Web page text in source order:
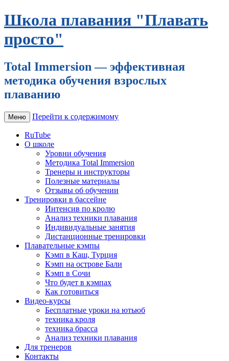
Школа плавания "Плавать
просто"
Total Immersion — эффективная
методика обучения взрослых
плаванию
Меню Перейти к содержимому
RuTube
О школе
Уровни обучения
Методика Total Immersion
Тренеры и инструкторы
Полезные материалы
Отзывы об обучении
Тренировки в бассейне
Интенсив по кролю
Анализ техники плавания
Индивидуальные занятия
Дистанционные тренировки
Плавательные кэмпы
Кэмп в Каш, Турция
Кэмп на острове Бали
Кэмп в Сочи
Что будет в кэмпах
Как готовиться
Видео-курсы
Бесплатные уроки на ютьюб
техника кроля
техника брасса
Анализ техники плавания
Для тренеров
Контакты